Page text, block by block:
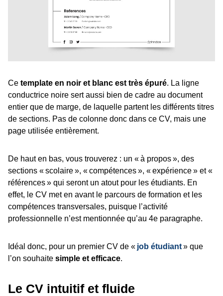
Ce template en noir et blanc est très épuré. La ligne
conductrice noire sert aussi bien de cadre au document
entier que de marge, de laquelle partent les différents titres
de sections. Pas de colonne donc dans ce CV, mais une
page utilisée entièrement.
De haut en bas, vous trouverez : un « à propos », des
sections « scolaire », « compétences », « expérience » et «
références » qui seront un atout pour les étudiants. En
effet, le CV met en avant le parcours de formation et les
compétences transversales, puisque l’activité
professionnelle n’est mentionnée qu’au 4e paragraphe.
Idéal donc, pour un premier CV de « job étudiant» que
l’on souhaite simple et efficace.
Le CV intuitif et fluide